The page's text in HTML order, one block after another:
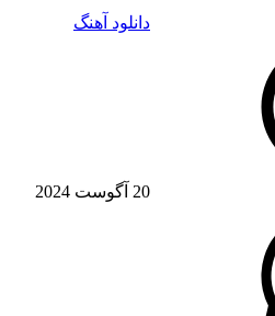
دانلود آهنگ